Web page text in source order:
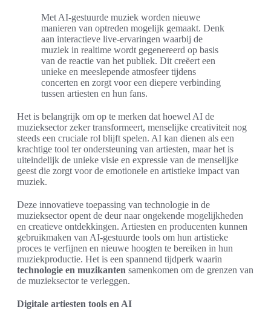
Met AI-gestuurde muziek worden nieuwe
manieren van optreden mogelijk gemaakt. Denk
aan interactieve live-ervaringen waarbij de
muziek in realtime wordt gegenereerd op basis
van de reactie van het publiek. Dit creëert een
unieke en meeslepende atmosfeer tijdens
concerten en zorgt voor een diepere verbinding
tussen artiesten en hun fans.
Het is belangrijk om op te merken dat hoewel AI de
muzieksector zeker transformeert, menselijke creativiteit nog
steeds een cruciale rol blijft spelen. AI kan dienen als een
krachtige tool ter ondersteuning van artiesten, maar het is
uiteindelijk de unieke visie en expressie van de menselijke
geest die zorgt voor de emotionele en artistieke impact van
muziek.
Deze innovatieve toepassing van technologie in de
muzieksector opent de deur naar ongekende mogelijkheden
en creatieve ontdekkingen. Artiesten en producenten kunnen
gebruikmaken van AI-gestuurde tools om hun artistieke
proces te verfijnen en nieuwe hoogten te bereiken in hun
muziekproductie. Het is een spannend tijdperk waarin
technologie en muzikanten samenkomen om de grenzen van
de muzieksector te verleggen.
Digitale artiesten tools en AI